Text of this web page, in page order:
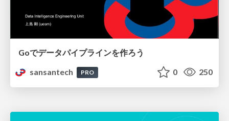
Goでデータパイプラインを作ろう
sansantech
PRO 0 250